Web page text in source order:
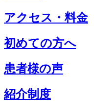
アクセス・料金
初めての方へ
患者様の声
紹介制度